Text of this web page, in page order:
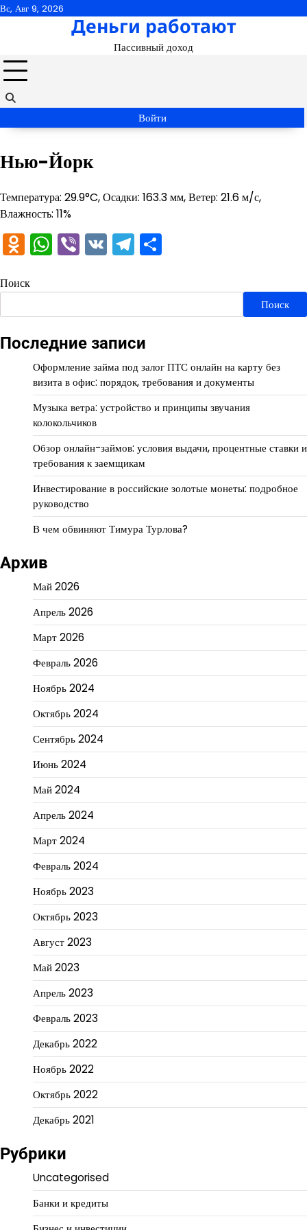
Перейти
Вс, Авг 9, 2026
Деньги работают
Пассивный доход
Войти
Нью-Йорк
Температура: 29.9°C, Осадки: 163.3 мм, Ветер: 21.6 м/с,
Влажность: 11%
Odnoklassniki
WhatsApp
Viber
VKTelegram
Поиск
Поиск
Последние записи
Оформление займа под залог ПТС онлайн на карту без
визита в офис: порядок, требования и документы
Музыка ветра: устройство и принципы звучания
колокольчиков
Обзор онлайн-займов: условия выдачи, процентные ставки и
требования к заемщикам
Инвестирование в российские золотые монеты: подробное
руководство
В чем обвиняют Тимура Турлова?
Архив
Май 2026
Апрель 2026
Март 2026
Февраль 2026
Ноябрь 2024
Октябрь 2024
Сентябрь 2024
Июнь 2024
Май 2024
Апрель 2024
Март 2024
Февраль 2024
Ноябрь 2023
Октябрь 2023
Август 2023
Май 2023
Апрель 2023
Февраль 2023
Декабрь 2022
Ноябрь 2022
Октябрь 2022
Декабрь 2021
Рубрики
Uncategorised
Банки и кредиты